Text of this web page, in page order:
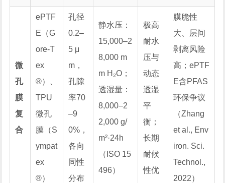
微
孔
膜
复
合
ePTF
E（G
ore-T
ex
®）、
TPU
微孔
膜（S
ympat
ex
®）
孔径
0.2–
5 μ
m，
孔隙
率70
–9
0%，
各向
同性
分布
静水压：
15,000–2
8,000 m
m H₂O；
透湿量：
8,000–2
2,000 g/
m²·24h
（ISO 15
496）
极高
耐水
压与
动态
透湿
平
衡；
长期
耐候
性优
膜脆性
大、层间
剥离风险
高；ePTF
E含PFAS
环保争议
（Zhang
et al., Env
iron. Sci.
Technol.,
2022）